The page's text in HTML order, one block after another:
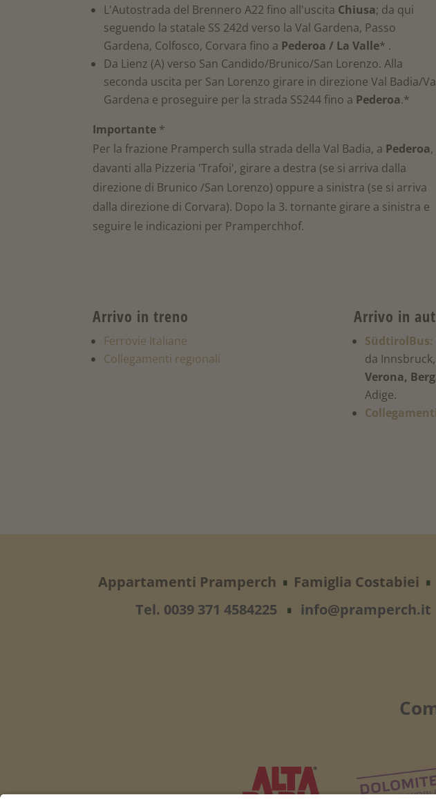
L'Autostrada del Brennero A22 fino all'uscita Chiusa; da qui
seguendo la statale SS 242d verso la Val Gardena, Passo
Gardena, Colfosco, Corvara fino a Pederoa / La Valle* .
Da Lienz (A) verso San Candido/Brunico/San Lorenzo. Alla
seconda uscita per San Lorenzo girare in direzione Val Badia/
Gardena e proseguire per la strada SS244 fino a Pederoa.*
Importante *
Per la frazione Pramperch sulla strada della Val Badia, a Pederoa,
davanti alla Pizzeria 'Trafoi', girare a destra (se si arriva dalla
direzione di Brunico /San Lorenzo) oppure a sinistra (se si arriva
dalla direzione di Corvara). Dopo la 3. tornante girare a sinistra e
seguire le indicazioni per Pramperchhof.
Arrivo in treno
Ferrovie Italiane
Collegamenti regionali
Arrivo in
SüdtirolBus:
da Innsbruck,
Verona,
Adige.
Appartamenti Pramperch ∎ Famiglia Costabiei ∎
Tel. 0039 371 4584225
∎ info@pramperch.it